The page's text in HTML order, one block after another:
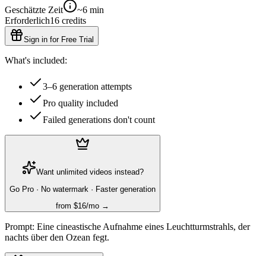
Geschätzte Zeit
~6 min
Erforderlich16 credits
Sign in for Free Trial
What's included:
3–6 generation attempts
Pro quality included
Failed generations don't count
Want unlimited videos instead?
Go Pro · No watermark · Faster generation
from $16/mo →
Prompt: Eine cineastische Aufnahme eines Leuchtturmstrahls, der
nachts über den Ozean fegt.